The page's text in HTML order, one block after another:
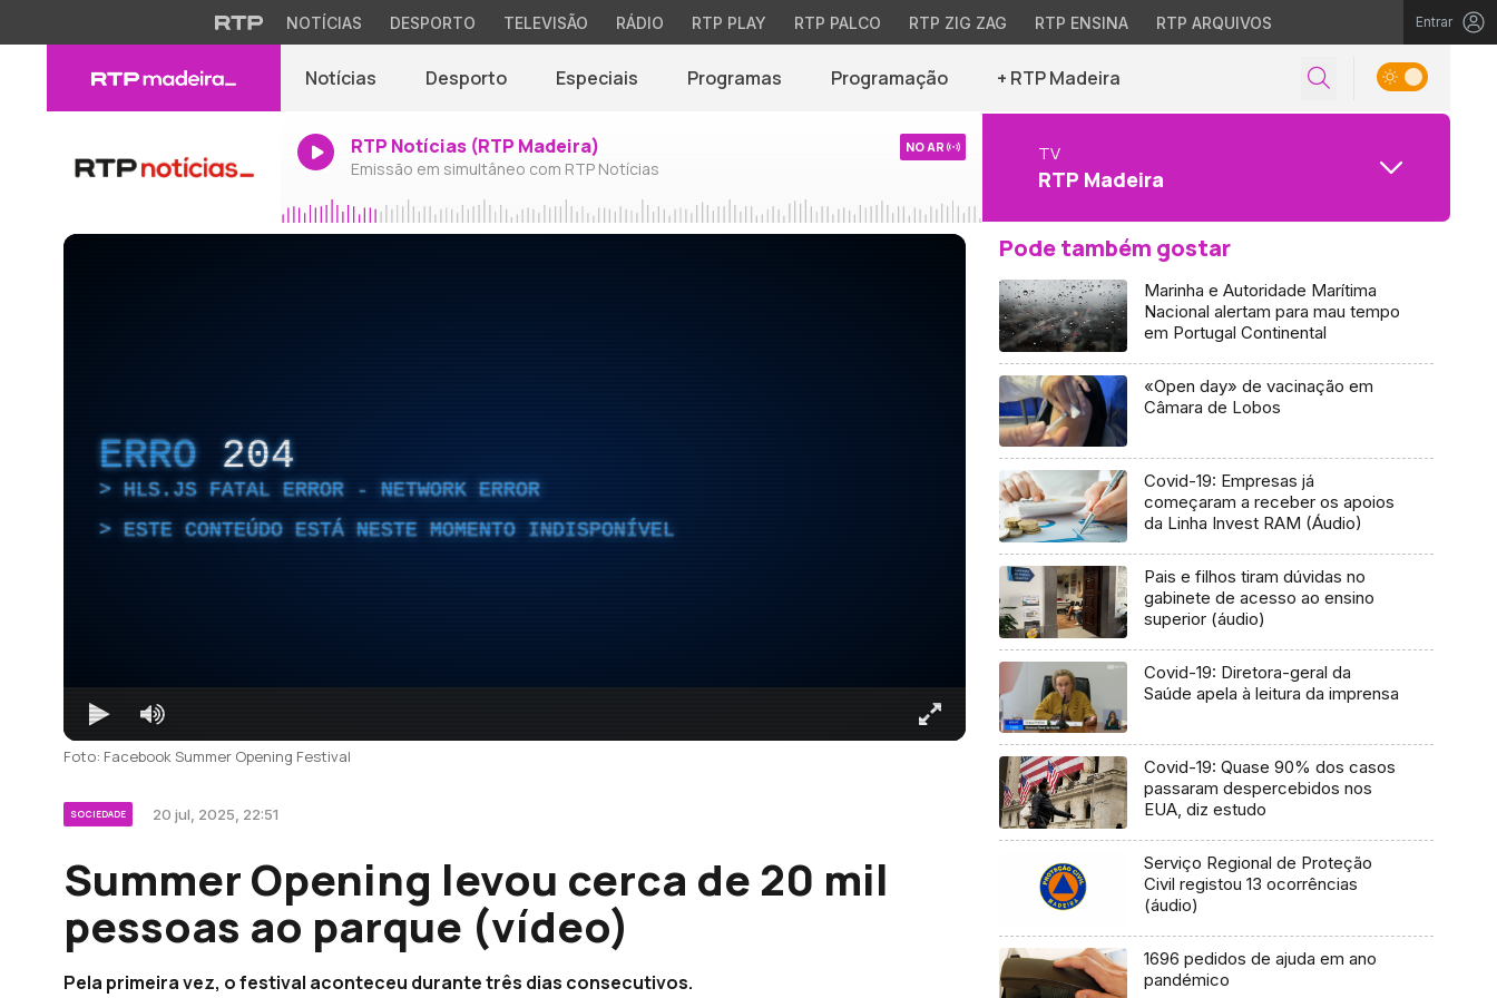
NOTÍCIAS DESPORTO TELEVISÃO RÁDIO RTP PLAY RTP PALCO RTP ZIG ZAG RTP ENSINA RTP ARQUIVOS Entrar
Notícias Desporto Especiais Programas Programação + RTP Madeira
RTP Notícias (RTP Madeira)
Emissão em simultâneo com RTP Notícias
NO AR TV
RTP Madeira
ERRO 204
HLS.JS FATAL ERROR - NETWORK ERROR
ESTE CONTEÚDO ESTÁ NESTE MOMENTO INDISPONÍVEL
Foto: Facebook Summer Opening Festival
SOCIEDADE 20 jul, 2025, 22:51
Summer Opening levou cerca de 20 mil
pessoas ao parque (vídeo)
Pela primeira vez, o festival aconteceu durante três dias consecutivos.
Pode também gostar
Marinha e Autoridade Marítima
Nacional alertam para mau tempo
em Portugal Continental
«Open day» de vacinação em
Câmara de Lobos
Covid-19: Empresas já
começaram a receber os apoios
da Linha Invest RAM (Áudio)
Pais e filhos tiram dúvidas no
gabinete de acesso ao ensino
superior (áudio)
Covid-19: Diretora-geral da
Saúde apela à leitura da imprensa
Covid-19: Quase 90% dos casos
passaram despercebidos nos
EUA, diz estudo
Serviço Regional de Proteção
Civil registou 13 ocorrências
(áudio)
1696 pedidos de ajuda em ano
pandémico